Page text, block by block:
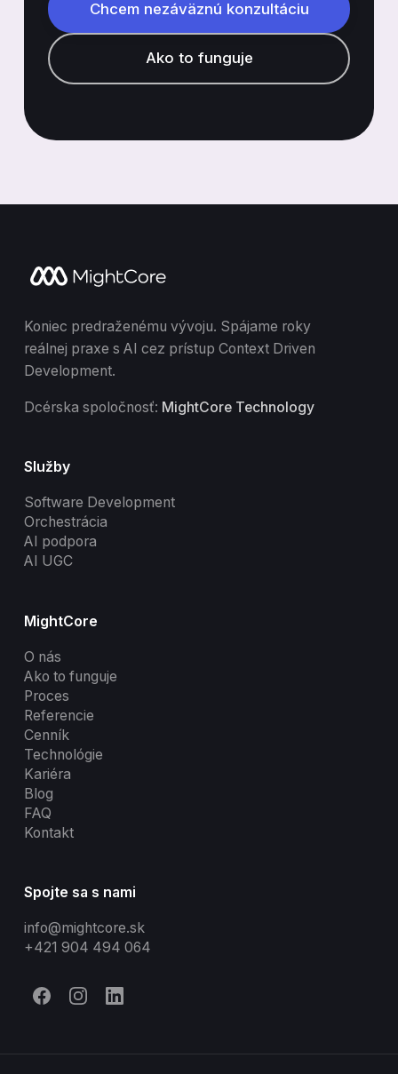
Chcem nezáväznú konzultáciu
Ako to funguje
Koniec predraženému vývoju. Spájame roky
reálnej praxe s AI cez prístup Context Driven
Development.
Dcérska spoločnosť: MightCore Technology
Služby
Software Development
Orchestrácia
AI podpora
AI UGC
MightCore
O nás
Ako to funguje
Proces
Referencie
Cenník
Technológie
Kariéra
Blog
FAQ
Kontakt
Spojte sa s nami
info@mightcore.sk
+421 904 494 064